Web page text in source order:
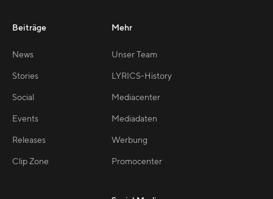
Beiträge
News
Stories
Social
Events
Releases
Clip Zone
Mehr
Unser Team
LYRICS-History
Mediacenter
Mediadaten
Werbung
Promocenter